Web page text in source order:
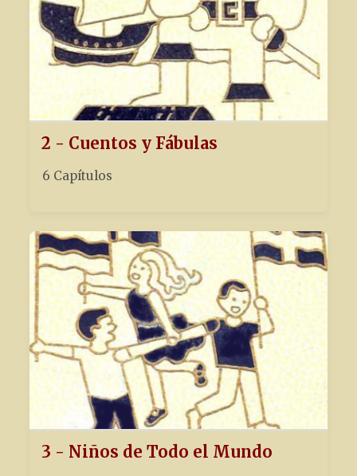
2 - Cuentos y Fábulas
6 Capítulos
3 - Niños de Todo el Mundo